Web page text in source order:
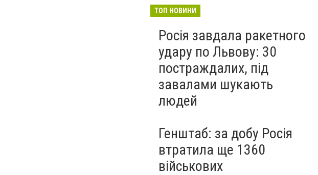
ТОП НОВИНИ
Росія завдала ракетного
удару по Львову: 30
постраждалих, під
завалами шукають
людей
Генштаб: за добу Росія
втратила ще 1360
військових